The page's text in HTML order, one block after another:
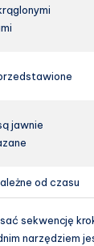
jawnie
od czasu
sekwencję
narzędziem